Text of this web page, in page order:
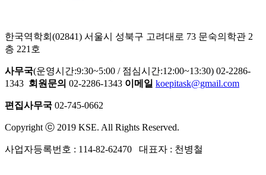
한국역학회(02841) 서울시 성북구 고려대로 73 문숙의학관 2
층 221호
사무국(운영시간:9:30~5:00 / 점심시간:12:00~13:30) 02-2286-
1343 회원문의 02-2286-1343 이메일 koepitask@gmail.com
편집사무국 02-745-0662
Copyright ⓒ 2019 KSE. All Rights Reserved.
사업자등록번호 : 114-82-62470 대표자 : 천병철